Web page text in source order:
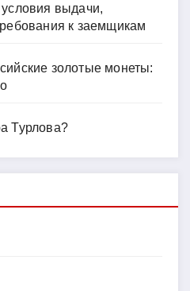
выдачи,
к заемщикам
золотые монеты:
Турлова?